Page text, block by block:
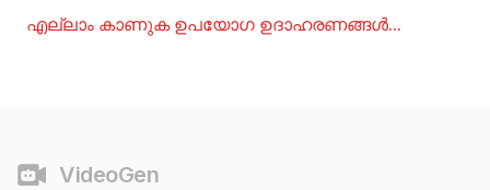
എല്ലാം കാണുക ഉപയോഗ ഉദാഹരണങ്ങൾ...
VideoGen